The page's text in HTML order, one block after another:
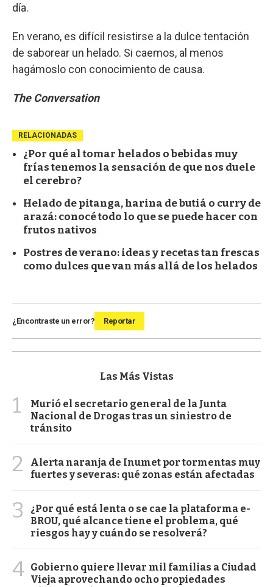
día.
En verano, es difícil resistirse a la dulce tentación
de saborear un helado. Si caemos, al menos
hagámoslo con conocimiento de causa.
The Conversation
RELACIONADAS
¿Por qué al tomar helados o bebidas muy
frías tenemos la sensación de que nos duele
el cerebro?
Helado de pitanga, harina de butiá o curry de
arazá: conocé todo lo que se puede hacer con
frutos nativos
Postres de verano: ideas y recetas tan frescas
como dulces que van más allá de los helados
¿Encontraste un error? Reportar
Las Más Vistas
1
Murió el secretario general de la Junta
Nacional de Drogas tras un siniestro de
tránsito
2
Alerta naranja de Inumet por tormentas muy
fuertes y severas: qué zonas están afectadas
3
¿Por qué está lenta o se cae la plataforma e-
BROU, qué alcance tiene el problema, qué
riesgos hay y cuándo se resolverá?
4 Gobierno quiere llevar mil familias a Ciudad
Vieja aprovechando ocho propiedades